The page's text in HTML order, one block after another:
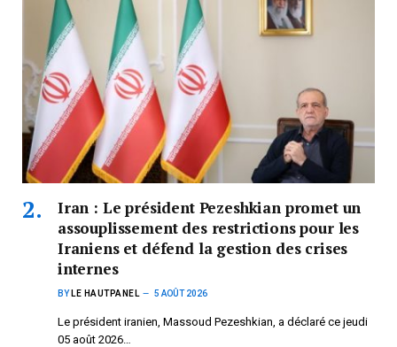
Iran : Le président Pezeshkian promet un
assouplissement des restrictions pour les
Iraniens et défend la gestion des crises
internes
BY LE HAUTPANEL 5 AOÛT 2026
Le président iranien, Massoud Pezeshkian, a déclaré ce jeudi
05 août 2026…